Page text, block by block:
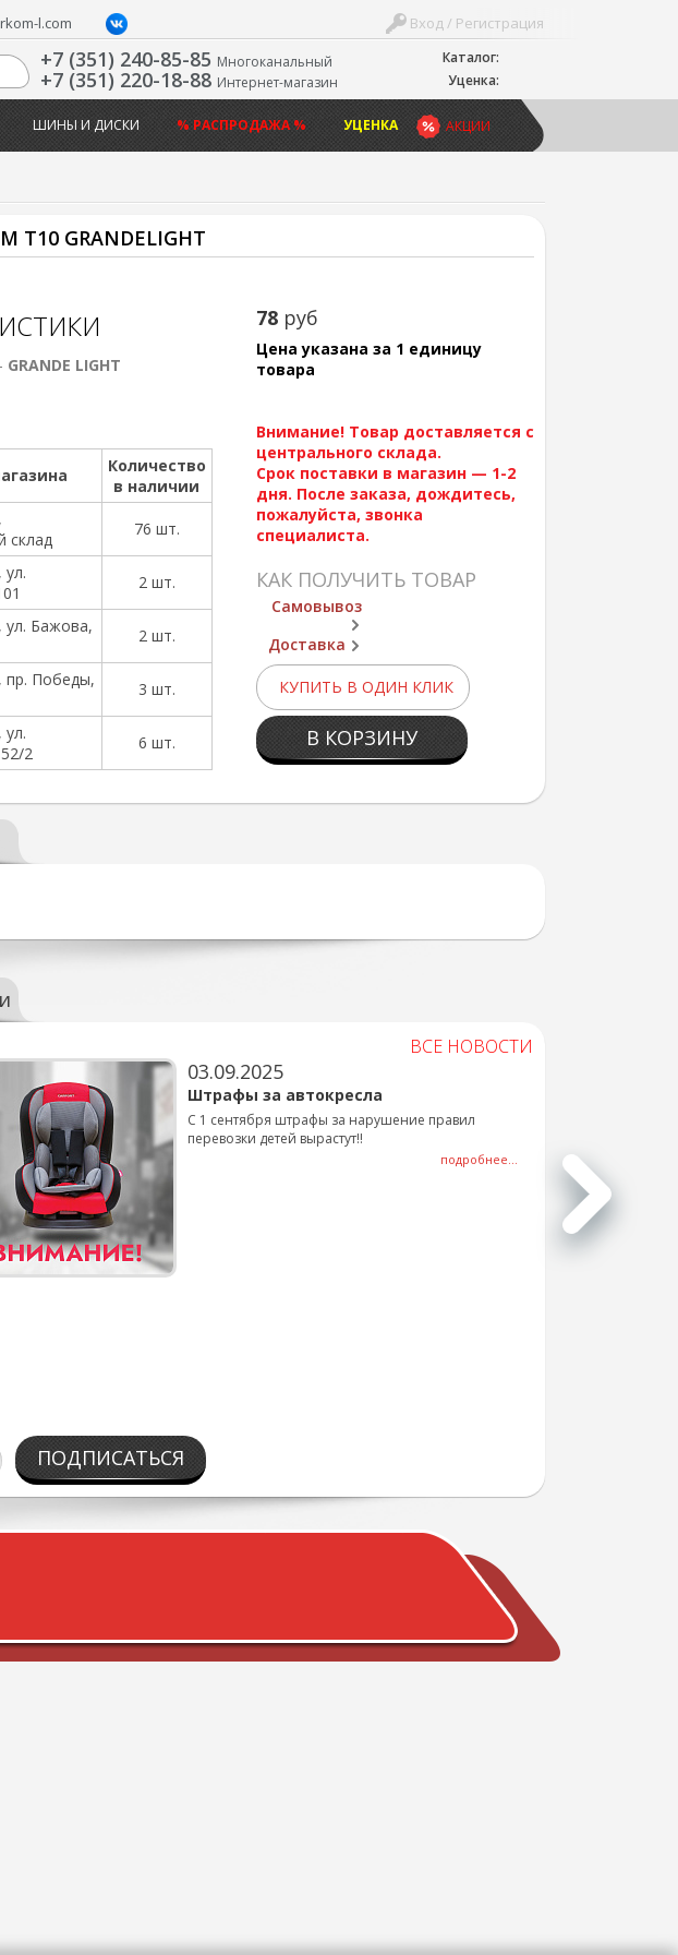
Каталог:
Уценка:
Вход / Регистрация
l.com
+7 (351) 240-85-85 Многоканальный
+7 (351) 220-18-88 Интернет-магазин
АКЦИИ
ШИНЫ И ДИСКИ % РАСПРОДАЖА % УЦЕНКА
GRANDELIGHT
78 руб
Цена указана за 1 единицу
товара
Внимание! Товар доставляется с
центрального склада.
Срок поставки в магазин — 1-2
дня. После заказа, дождитесь,
пожалуйста, звонка
специалиста.
КАК ПОЛУЧИТЬ ТОВАР
Самовывоз
Доставка
КУПИТЬ В ОДИН КЛИК
В КОРЗИНУ
GRANDE LIGHT
Количество
в наличии
склад
76 шт.
ул.
2 шт.
ул. Бажова,
2 шт.
пр. Победы,
3 шт.
ул.
2
6 шт.
ВСЕ НОВОСТИ
03.09.2025
Штрафы за автокресла
С 1 сентября штрафы за нарушение правил
перевозки детей вырастут!!
подробнее...
ПОДПИСАТЬСЯ